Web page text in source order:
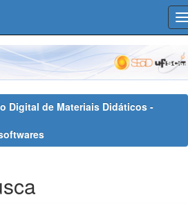
Digital de Materiais Didáticos -